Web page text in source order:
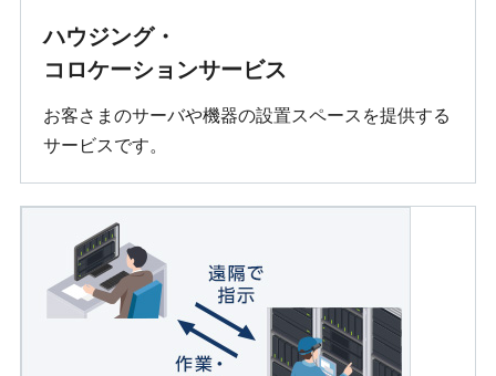
ハウジング・
コロケーションサービス
お客さまのサーバや機器の設置スペースを提供する
サービスです。